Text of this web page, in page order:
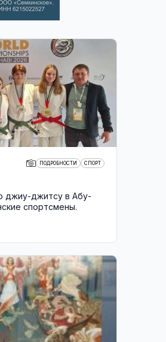
ПОДРОБНОСТИ СПОРТ
джиу-джитсу в Абу-
спортсмены.